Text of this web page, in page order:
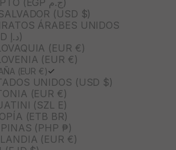
(USD $)
ÁRABES UNIDOS
(AED د.إ)
(EUR €)
(EUR €)
(EUR €)
UNIDOS (USD $)
(EUR €)
(SZL E)
(ETB BR)
(PHP ₱)
(EUR €)